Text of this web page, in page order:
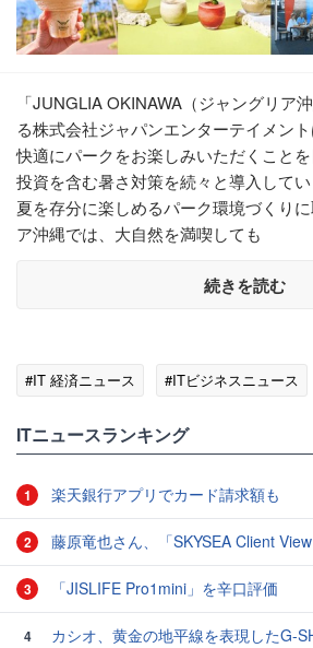
「JUNGLIA OKINAWA（ジャングリア
る株式会社ジャパンエンターテイメン
快適にパークをお楽しみいただくこと
投資を含む暑さ対策を続々と導入して
夏を存分に楽しめるパーク環境づくり
ア沖縄では、大自然を満喫しても
続きを読む
#IT 経済ニュース #ITビジネスニュース
ITニュースランキング
1 楽天銀行アプリでカード請求額も
2 藤原竜也さん、「SKYSEA Client View」新CMで「AI労務改善」をアピール 働き方
3 「JISLIFE Pro1mini」を辛口評価
4 カシオ、黄金の地平線を表現したG-SHOCK「